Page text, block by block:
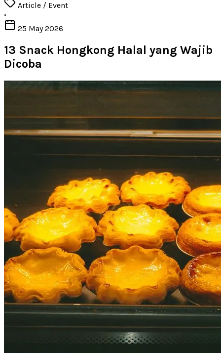
Article / Event
•
25 May 2026
13 Snack Hongkong Halal yang Wajib
Dicoba